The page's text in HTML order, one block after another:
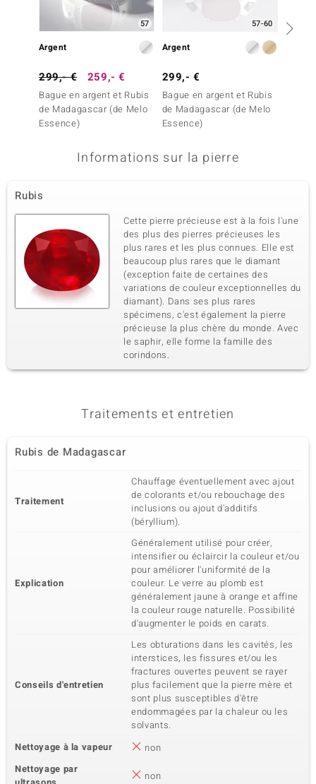
57
Argent
299,- € 259,- €
Bague en argent et Rubis
de Madagascar (de Melo
Essence)
57-60
Argent
299,- €
Bague en argent et Rubis
de Madagascar (de Melo
Essence)
Informations sur la pierre
Rubis
Cette pierre précieuse est à la fois l'une
des plus des pierres précieuses les
plus rares et les plus connues. Elle est
beaucoup plus rares que le diamant
(exception faite de certaines des
variations de couleur exceptionnelles du
diamant). Dans ses plus rares
spécimens, c'est également la pierre
précieuse la plus chère du monde. Avec
le saphir, elle forme la famille des
corindons.
Traitements et entretien
Rubis de Madagascar
Traitement
Chauffage éventuellement avec ajout
de colorants et/ou rebouchage des
inclusions ou ajout d'additifs
(béryllium).
Explication
Généralement utilisé pour créer,
intensifier ou éclaircir la couleur et/ou
pour améliorer l'uniformité de la
couleur. Le verre au plomb est
généralement jaune à orange et affine
la couleur rouge naturelle. Possibilité
d'augmenter le poids en carats.
Conseils d'entretien
Les obturations dans les cavités, les
interstices, les fissures et/ou les
fractures ouvertes peuvent se rayer
plus facilement que la pierre mère et
sont plus susceptibles d'être
endommagées par la chaleur ou les
solvants.
Nettoyage à la vapeur
non
Nettoyage par
non